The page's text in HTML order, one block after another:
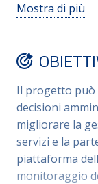
comunali e
evoluto dati e
telecamere
mobilità.
efficientamento
lo studio, la
di politiche di
collaborazione
raggiungere la
Mostra di più
Il progetto può
decisioni
migliorare la
servizi e la
piattaforma
monitoraggio